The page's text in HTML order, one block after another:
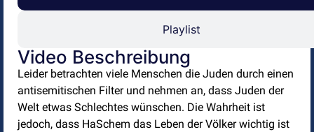
Playlist
Video Beschreibung
Leider betrachten viele Menschen die Juden durch einen
antisemitischen Filter und nehmen an, dass Juden der
Welt etwas Schlechtes wünschen. Die Wahrheit ist
jedoch, dass HaSchem das Leben der Völker wichtig ist